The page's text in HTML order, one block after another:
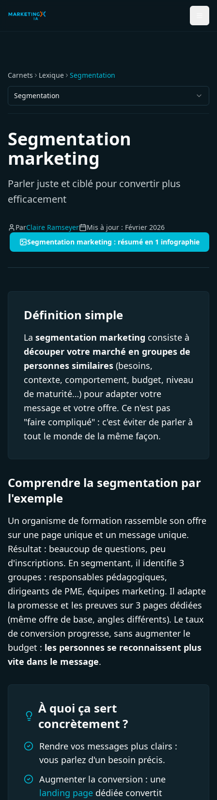
Carnets Lexique Segmentation
Segmentation
Segmentation
marketing
Parler juste et ciblé pour convertir plus
efficacement
ParClaire Ramseyer Mis à jour : Février 2026
Segmentation marketing : résumé en 1 infographie
Définition simple
La segmentation marketing consiste à
découper votre marché en groupes de
personnes similaires (besoins,
contexte, comportement, budget, niveau
de maturité…) pour adapter votre
message et votre offre. Ce n'est pas
"faire compliqué" : c'est éviter de parler à
tout le monde de la même façon.
Comprendre la segmentation par
l'exemple
Un organisme de formation rassemble son offre
sur une page unique et un message unique.
Résultat : beaucoup de questions, peu
d'inscriptions. En segmentant, il identifie 3
groupes : responsables pédagogiques,
dirigeants de PME, équipes marketing. Il adapte
la promesse et les preuves sur 3 pages dédiées
(même offre de base, angles différents). Le taux
de conversion progresse, sans augmenter le
budget : les personnes se reconnaissent plus
vite dans le message.
À quoi ça sert
concrètement ?
Rendre vos messages plus clairs :
vous parlez d'un besoin précis.
Augmenter la conversion : une
landing page dédiée convertit